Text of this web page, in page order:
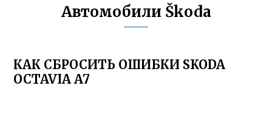
Автомобили Škoda
КАК СБРОСИТЬ ОШИБКИ SKODA
OCTAVIA A7